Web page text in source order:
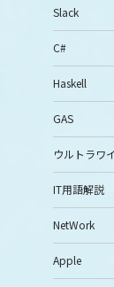
Slack
C#
Haskell
GAS
ウルトラワ
IT用語解説
NetWork
Apple